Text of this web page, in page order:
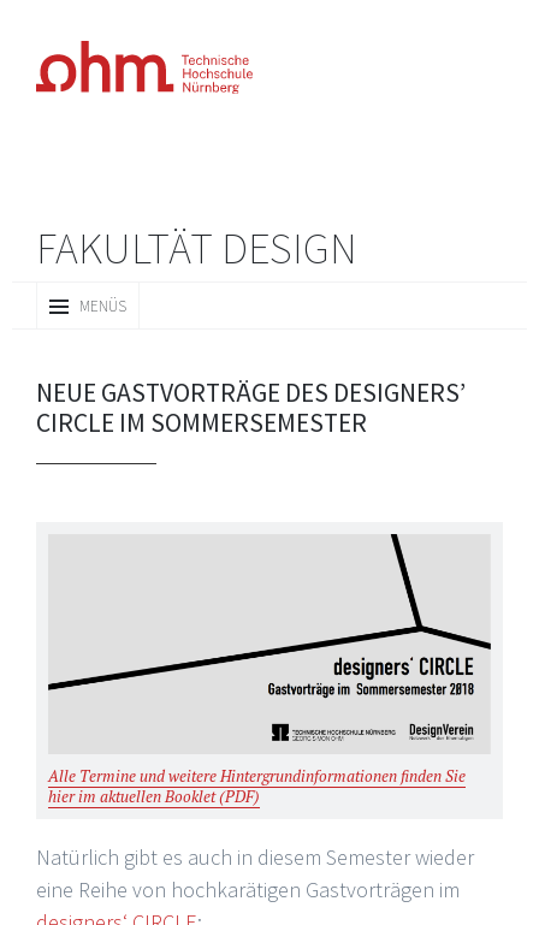
FAKULTÄT DESIGN
MENÜS
INHALT
NEUE GASTVORTRÄGE DES DESIGNERS’
CIRCLE IM SOMMERSEMESTER
Alle Termine und weitere Hintergrundinformationen finden Sie
hier im aktuellen Booklet (PDF)
Natürlich gibt es auch in diesem Semester wieder
eine Reihe von hochkarätigen Gastvorträgen im